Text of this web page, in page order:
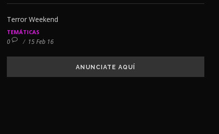
Terror Weekend
TEMÁTICAS
0 / 15 Feb 16
ANUNCIATE AQUÍ